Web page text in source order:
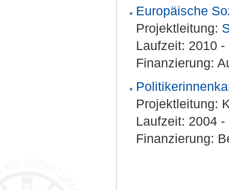
Europäische
Projektleitung:
Laufzeit: 2010
Finanzierung:
Projektleitung:
Laufzeit: 2004
Finanzierung: